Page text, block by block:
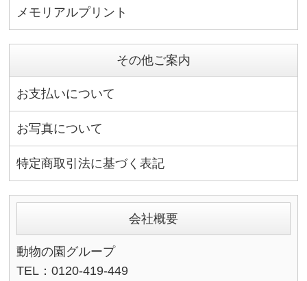
メモリアルプリント
その他ご案内
お支払いについて
お写真について
特定商取引法に基づく表記
会社概要
動物の園グループ
TEL：0120-419-449